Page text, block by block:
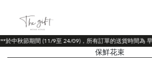
中秋節期間 (11/9至 24/09)，所有訂單的送貨時間為
保鮮花束